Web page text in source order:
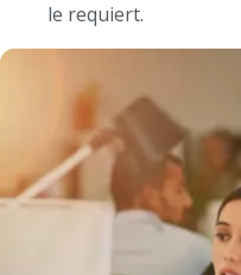
le requiert.